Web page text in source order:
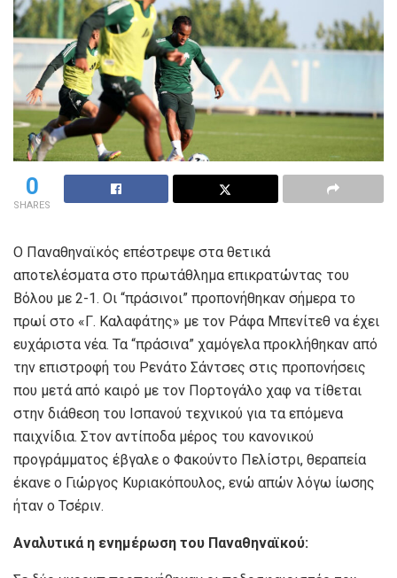
0
SHARES
Ο Παναθηναϊκός επέστρεψε στα θετικά
αποτελέσματα στο πρωτάθλημα επικρατώντας του
Βόλου με 2-1. Οι “πράσινοι” προπονήθηκαν σήμερα το
πρωί στο «Γ. Καλαφάτης» με τον Ράφα Μπενίτεθ να έχει
ευχάριστα νέα. Τα “πράσινα” χαμόγελα προκλήθηκαν από
την επιστροφή του Ρενάτο Σάντσες στις προπονήσεις
που μετά από καιρό με τον Πορτογάλο χαφ να τίθεται
στην διάθεση του Ισπανού τεχνικού για τα επόμενα
παιχνίδια. Στον αντίποδα μέρος του κανονικού
προγράμματος έβγαλε ο Φακούντο Πελίστρι, θεραπεία
έκανε ο Γιώργος Κυριακόπουλος, ενώ απών λόγω ίωσης
ήταν ο Τσέριν.
Αναλυτικά η ενημέρωση του Παναθηναϊκού: